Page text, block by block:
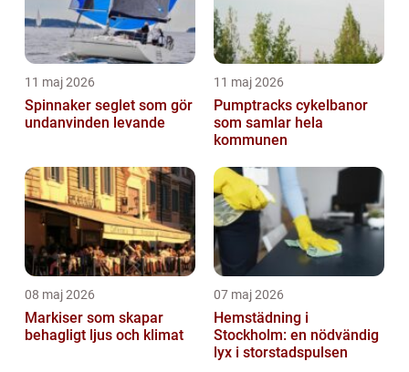
11 maj 2026
Spinnaker seglet som gör
undanvinden levande
11 maj 2026
Pumptracks cykelbanor
som samlar hela
kommunen
08 maj 2026
Markiser som skapar
behagligt ljus och klimat
07 maj 2026
Hemstädning i
Stockholm: en nödvändig
lyx i storstadspulsen